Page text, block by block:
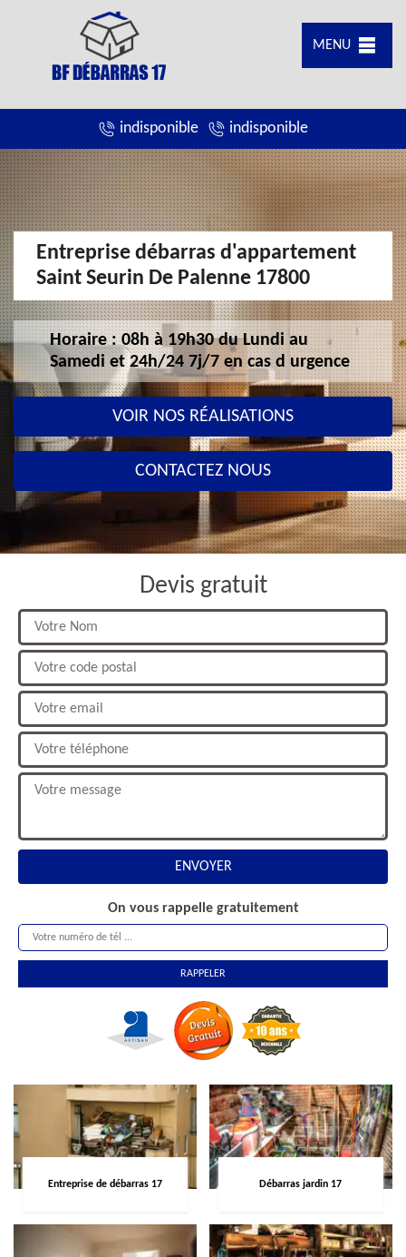
MENU
indisponible indisponible
Entreprise débarras d'appartement
Saint Seurin De Palenne 17800
Horaire : 08h à 19h30 du Lundi au
Samedi et 24h/24 7j/7 en cas d urgence
VOIR NOS RÉALISATIONS
CONTACTEZ NOUS
Devis gratuit
On vous rappelle gratuitement
Entreprise de débarras 17 Débarras jardin 17